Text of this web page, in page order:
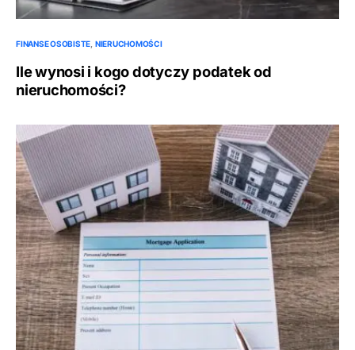
FINANSE OSOBISTE NIERUCHOMOŚCI
Ile wynosi i kogo dotyczy podatek od
nieruchomości?